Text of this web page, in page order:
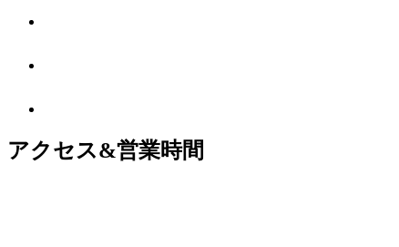
アクセス&営業時間